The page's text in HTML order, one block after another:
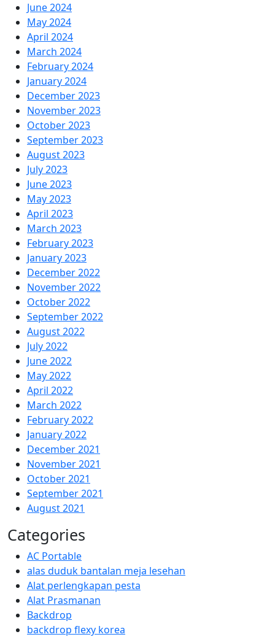
June 2024
May 2024
April 2024
March 2024
February 2024
January 2024
December 2023
November 2023
October 2023
September 2023
August 2023
July 2023
June 2023
May 2023
April 2023
March 2023
February 2023
January 2023
December 2022
November 2022
October 2022
September 2022
August 2022
July 2022
June 2022
May 2022
April 2022
March 2022
February 2022
January 2022
December 2021
November 2021
October 2021
September 2021
August 2021
Categories
AC Portable
alas duduk bantalan meja lesehan
Alat perlengkapan pesta
Alat Prasmanan
Backdrop
backdrop flexy korea